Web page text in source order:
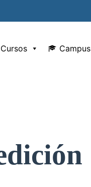
Cursos Campus